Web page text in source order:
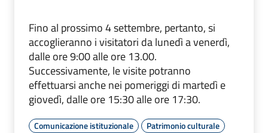
Fino al prossimo 4 settembre, pertanto, si
accoglieranno i visitatori da lunedì a venerdì,
dalle ore 9:00 alle ore 13.00.
Successivamente, le visite potranno
effettuarsi anche nei pomeriggi di martedì e
giovedì, dalle ore 15:30 alle ore 17:30.
Comunicazione istituzionale
Patrimonio culturale